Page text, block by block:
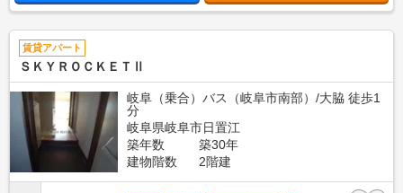
賃貸アパート
ＳＫＹＲＯＣＫＥＴⅡ
岐阜（乗合）バス（岐阜市南部）/大脇 徒歩1
分
岐阜県岐阜市日置江
築年数
築30年
建物階数
2階建